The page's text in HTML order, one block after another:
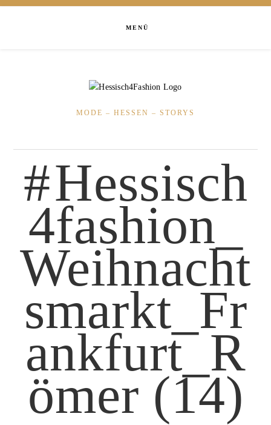
MENÜ
MODE – HESSEN – STORYS
Hessisch
4fashion_
Weihnacht
smarkt_Fr
ankfurt_R
ömer (14)